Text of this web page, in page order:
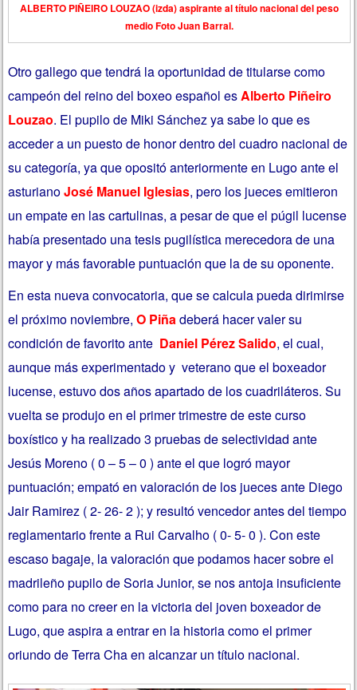
ALBERTO PIÑEIRO LOUZAO (izda) aspirante al título nacional del peso
medio Foto Juan Barral.
Otro gallego que tendrá la oportunidad de titularse como
campeón del reino del boxeo español esAlberto Piñeiro
Louzao. El pupilo de Miki Sánchez ya sabe lo que es
acceder a un puesto de honor dentro del cuadro nacional de
su categoría, ya que opositó anteriormente en Lugo ante el
asturianoJosé Manuel Iglesias, pero los jueces emitieron
un empate en las cartulinas, a pesar de que el púgil lucense
había presentado una tesis pugilística merecedora de una
mayor y más favorable puntuación que la de su oponente.
En esta nueva convocatoria, que se calcula pueda dirimirse
el próximo noviembre,O Piñadeberá hacer valer su
condición de favorito ante Daniel Pérez Salido, el cual,
aunque más experimentado y veterano que el boxeador
lucense, estuvo dos años apartado de los cuadriláteros. Su
vuelta se produjo en el primer trimestre de este curso
boxístico y ha realizado 3 pruebas de selectividad ante
Jesús Moreno ( 0 – 5 – 0 ) ante el que logró mayor
puntuación; empató en valoración de los jueces ante Diego
Jair Ramirez ( 2- 26- 2 ); y resultó vencedor antes del tiempo
reglamentario frente a Rui Carvalho ( 0- 5- 0 ). Con este
escaso bagaje, la valoración que podamos hacer sobre el
madrileño pupilo de Soria Junior, se nos antoja insuficiente
como para no creer en la victoria del joven boxeador de
Lugo, que aspira a entrar en la historia como el primer
oriundo de Terra Cha en alcanzar un título nacional.